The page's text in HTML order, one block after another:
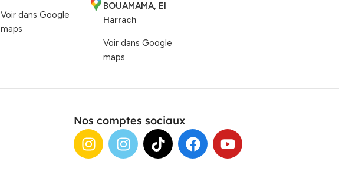
Voir dans Google
maps
BOUAMAMA, El
Harrach
Voir dans Google
maps
Nos comptes sociaux